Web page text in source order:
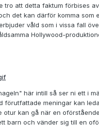
tro att detta faktum förbises
det kan därför komma som
våld som i vissa fall
Hollywood-
här intill så ser ni ett i
förutfattade meningar kan
otur kan gå när en
barn och vänder sig till en